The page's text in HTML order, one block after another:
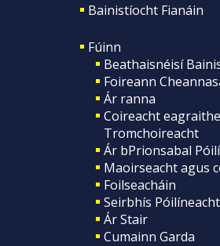
Bainistíocht Fianáin
Fúinn
Beathaisnéisí
Foireann
Ár ranna
Coireacht
Tromchoireacht
Ár bPrionsabal
Maoirseacht agus
Foilseacháin
Seirbhís
Ár Stair
Cumainn Garda